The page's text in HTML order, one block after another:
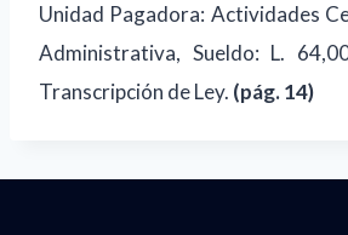
Unidad Pagadora: Actividades
Administrativa, Sueldo: L.
Transcripción de Ley. (pág. 14)